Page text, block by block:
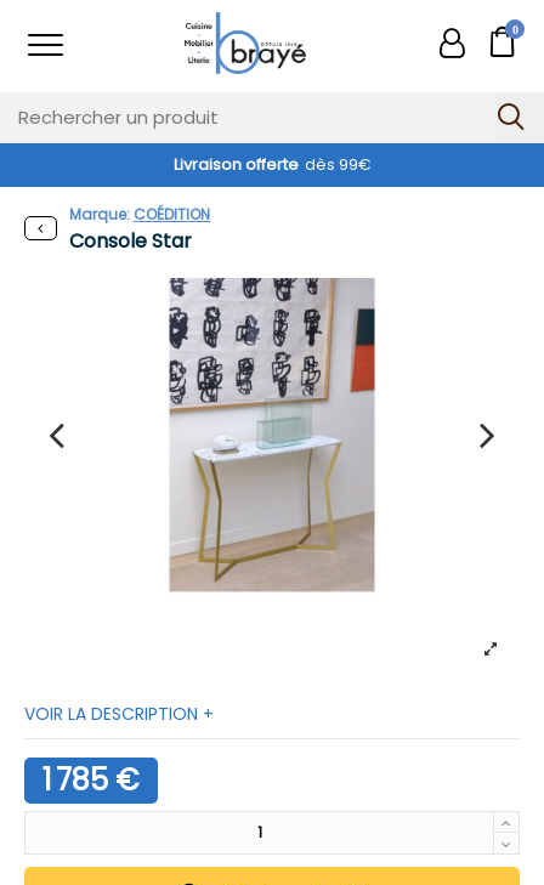
0
Livraison offerte dès 99€
Console Star
Marque: COÉDITION
VOIR LA DESCRIPTION +
1 785 €